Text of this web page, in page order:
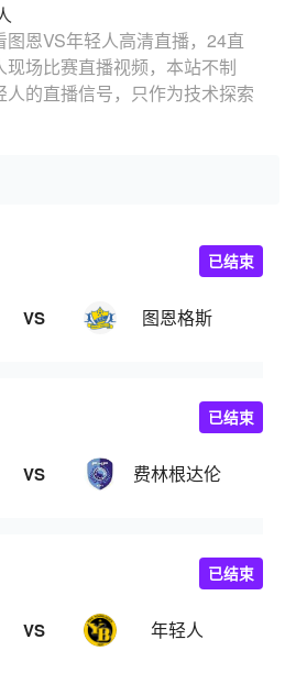
恩VS年轻人高清直播，24直
场比赛直播视频，本站不制
的直播信号，只作为技术探索
VS 图恩格斯
已结束
VS 费林根达伦
已结束
VS 年轻人
已结束